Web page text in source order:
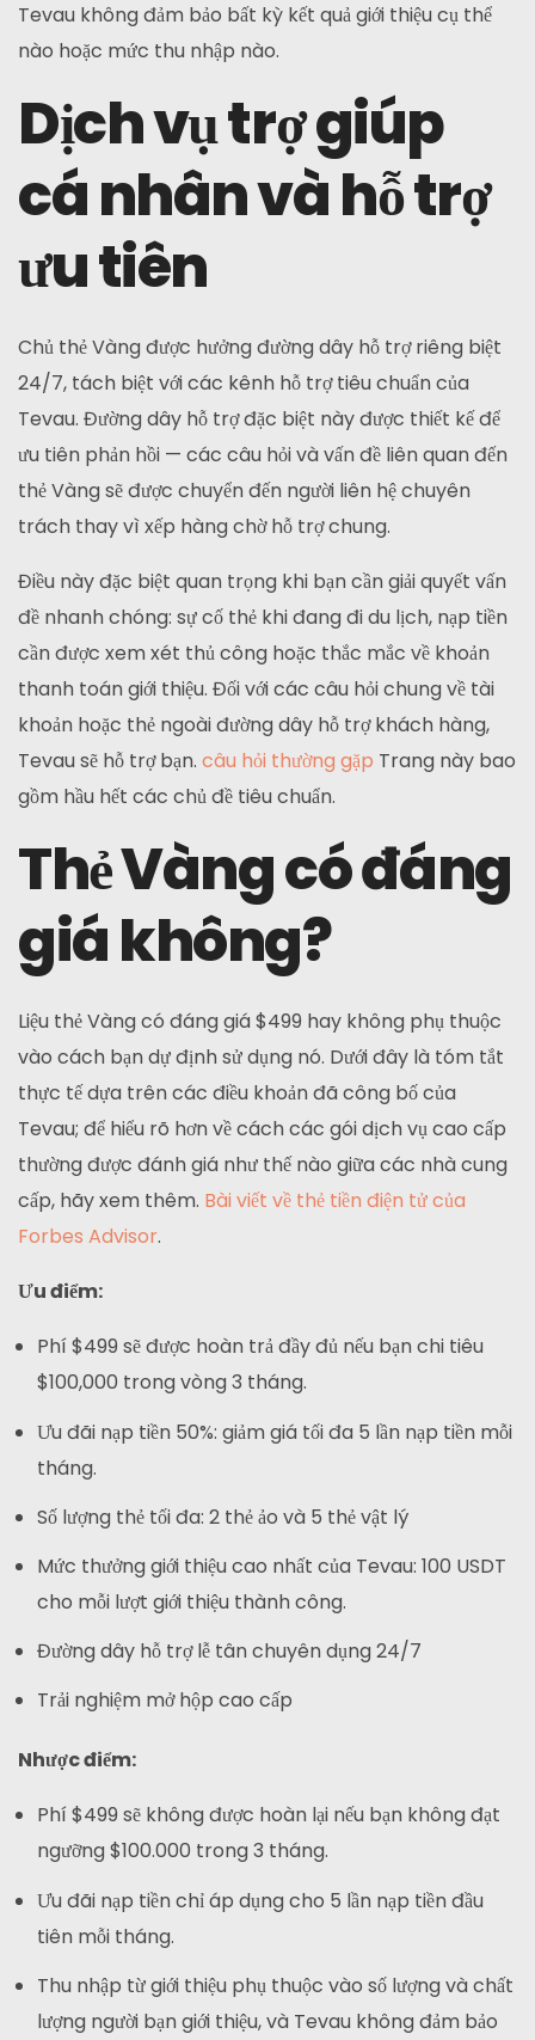
Tevau không đảm bảo bất kỳ kết quả giới thiệu cụ thể
nào hoặc mức thu nhập nào.
Dịch vụ trợ giúp
cá nhân và hỗ trợ
ưu tiên
Chủ thẻ Vàng được hưởng đường dây hỗ trợ riêng biệt
24/7, tách biệt với các kênh hỗ trợ tiêu chuẩn của
Tevau. Đường dây hỗ trợ đặc biệt này được thiết kế để
ưu tiên phản hồi — các câu hỏi và vấn đề liên quan đến
thẻ Vàng sẽ được chuyển đến người liên hệ chuyên
trách thay vì xếp hàng chờ hỗ trợ chung.
Điều này đặc biệt quan trọng khi bạn cần giải quyết vấn
đề nhanh chóng: sự cố thẻ khi đang đi du lịch, nạp tiền
cần được xem xét thủ công hoặc thắc mắc về khoản
thanh toán giới thiệu. Đối với các câu hỏi chung về tài
khoản hoặc thẻ ngoài đường dây hỗ trợ khách hàng,
Tevau sẽ hỗ trợ bạn. câu hỏi thường gặp Trang này bao
gồm hầu hết các chủ đề tiêu chuẩn.
Thẻ Vàng có đáng
giá không?
Liệu thẻ Vàng có đáng giá $499 hay không phụ thuộc
vào cách bạn dự định sử dụng nó. Dưới đây là tóm tắt
thực tế dựa trên các điều khoản đã công bố của
Tevau; để hiểu rõ hơn về cách các gói dịch vụ cao cấp
thường được đánh giá như thế nào giữa các nhà cung
cấp, hãy xem thêm. Bài viết về thẻ tiền điện tử của
Forbes Advisor.
Ưu điểm:
Phí $499 sẽ được hoàn trả đầy đủ nếu bạn chi tiêu
$100,000 trong vòng 3 tháng.
Ưu đãi nạp tiền 50%: giảm giá tối đa 5 lần nạp tiền mỗi
tháng.
Số lượng thẻ tối đa: 2 thẻ ảo và 5 thẻ vật lý
Mức thưởng giới thiệu cao nhất của Tevau: 100 USDT
cho mỗi lượt giới thiệu thành công.
Đường dây hỗ trợ lễ tân chuyên dụng 24/7
Trải nghiệm mở hộp cao cấp
Nhược điểm:
Phí $499 sẽ không được hoàn lại nếu bạn không đạt
ngưỡng $100.000 trong 3 tháng.
Ưu đãi nạp tiền chỉ áp dụng cho 5 lần nạp tiền đầu
tiên mỗi tháng.
Thu nhập từ giới thiệu phụ thuộc vào số lượng và chất
lượng người bạn giới thiệu, và Tevau không đảm bảo